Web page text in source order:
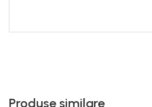
Produse similare